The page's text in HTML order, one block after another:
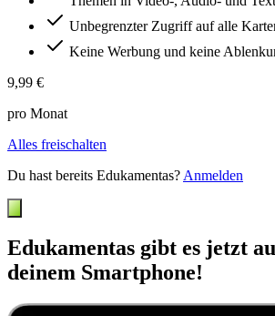
Unbegrenzter Zugriff auf alle
Keine Werbung und keine
9,99 €
pro Monat
Alles freischalten
Du hast bereits Edukamentas? Anmelden
Edukamentas gibt es jetzt
deinem Smartphone!